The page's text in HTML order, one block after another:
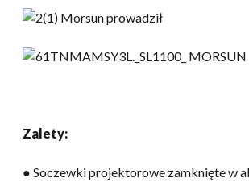
Zalety:
● Soczewki projektorowe zamknięte w